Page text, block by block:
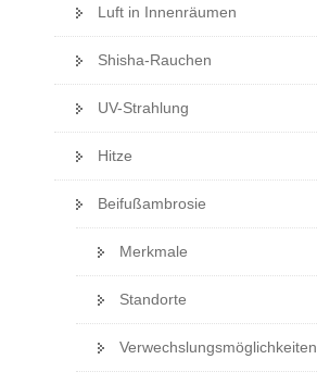
Luft in Innenräumen
Shisha-Rauchen
UV-Strahlung
Hitze
Beifußambrosie
Merkmale
Standorte
Verwechslungsmöglichkeiten